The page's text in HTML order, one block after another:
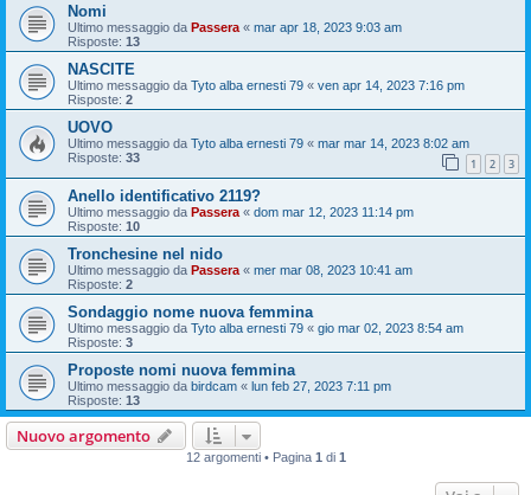
Nomi
Ultimo messaggio da Passera « mar apr 18, 2023 9:03 am
Risposte: 13
NASCITE
Ultimo messaggio da Tyto alba ernesti 79 « ven apr 14, 2023 7:16 pm
Risposte: 2
UOVO
Ultimo messaggio da Tyto alba ernesti 79 « mar mar 14, 2023 8:02 am
Risposte: 33 1 2 3
Anello identificativo 2119?
Ultimo messaggio da Passera « dom mar 12, 2023 11:14 pm
Risposte: 10
Tronchesine nel nido
Ultimo messaggio da Passera « mer mar 08, 2023 10:41 am
Risposte: 2
Sondaggio nome nuova femmina
Ultimo messaggio da Tyto alba ernesti 79 « gio mar 02, 2023 8:54 am
Risposte: 3
Proposte nomi nuova femmina
Ultimo messaggio da birdcam « lun feb 27, 2023 7:11 pm
Risposte: 13
Nuovo argomento
12 argomenti • Pagina 1 di 1